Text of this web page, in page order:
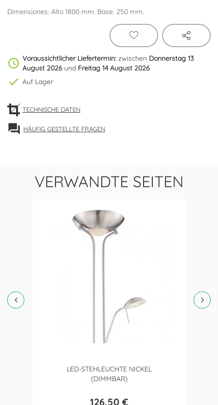
Dimensiones: Alto 1800 mm. Base: 250 mm.
schedule Voraussichtlicher Liefertermin: zwischen Donnerstag 13
August 2026 und Freitag 14 August 2026
check Auf Lager
TECHNISCHE DATEN
forum HÄUFIG GESTELLTE FRAGEN
VERWANDTE SEITEN
LED-STEHLEUCHTE NICKEL
(DIMMBAR)
126,50 €